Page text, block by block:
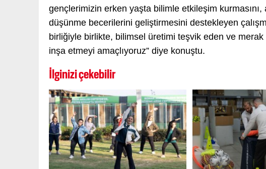
gençlerimizin erken yaşta bilimle etkileşim
düşünme becerilerini geliştirmesini destekleyen
birliğiyle birlikte, bilimsel üretimi teşvik eden ve
inşa etmeyi amaçlıyoruz” diye konuştu.
İlginizi çekebilir